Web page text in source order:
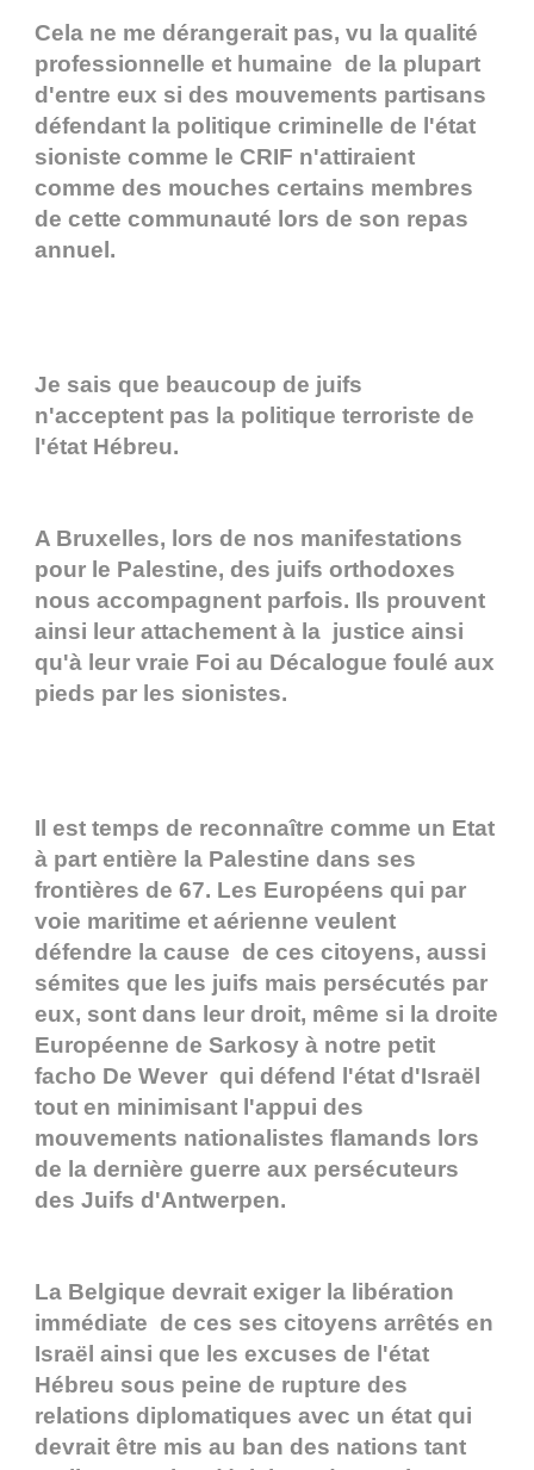
Cela ne me dérangerait pas, vu la qualité
professionnelle et humaine de la plupart
d'entre eux si des mouvements partisans
défendant la politique criminelle de l'état
sioniste comme le CRIF n'attiraient
comme des mouches certains membres
de cette communauté lors de son repas
annuel.
Je sais que beaucoup de juifs
n'acceptent pas la politique terroriste de
l'état Hébreu.
A Bruxelles, lors de nos manifestations
pour le Palestine, des juifs orthodoxes
nous accompagnent parfois. Ils prouvent
ainsi leur attachement à la justice ainsi
qu'à leur vraie Foi au Décalogue foulé aux
pieds par les sionistes.
Il est temps de reconnaître comme un Etat
à part entière la Palestine dans ses
frontières de 67. Les Européens qui par
voie maritime et aérienne veulent
défendre la cause de ces citoyens, aussi
sémites que les juifs mais persécutés par
eux, sont dans leur droit, même si la droite
Européenne de Sarkosy à notre petit
facho De Wever qui défend l'état d'Israël
tout en minimisant l'appui des
mouvements nationalistes flamands lors
de la dernière guerre aux persécuteurs
des Juifs d'Antwerpen.
La Belgique devrait exiger la libération
immédiate de ces ses citoyens arrêtés en
Israël ainsi que les excuses de l'état
Hébreu sous peine de rupture des
relations diplomatiques avec un état qui
devrait être mis au ban des nations tant